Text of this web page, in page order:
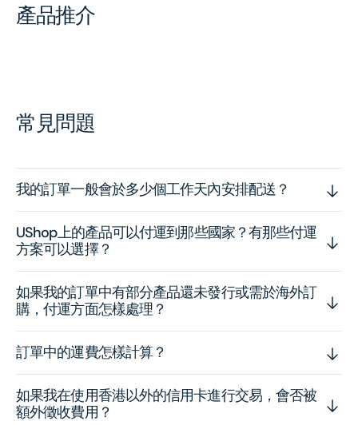
產品推介
常見問題
我的訂單一般會於多少個工作天內安排配送？
UShop上的產品可以付運到那些國家？有那些付運
方案可以選擇？
如果我的訂單中有部分產品還未發行或需於海外訂
購，付運方面怎樣處理？
訂單中的運費怎樣計算？
如果我在使用香港以外的信用卡進行交易，會否被
額外徵收費用？